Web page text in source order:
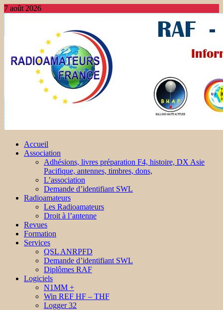
7 août 2026
Accueil
Association
Adhésions, livres préparation F4, histoire, DX Asie
Pacifique, antennes, timbres, dons,
L’association
Demande d’identifiant SWL
Radioamateurs
Les Radioamateurs
Droit à l’antenne
Revues
Formation
Services
QSL ANRPFD
Demande d’identifiant SWL
Diplômes RAF
Logiciels
N1MM +
Win REF HF – THF
Logger 32